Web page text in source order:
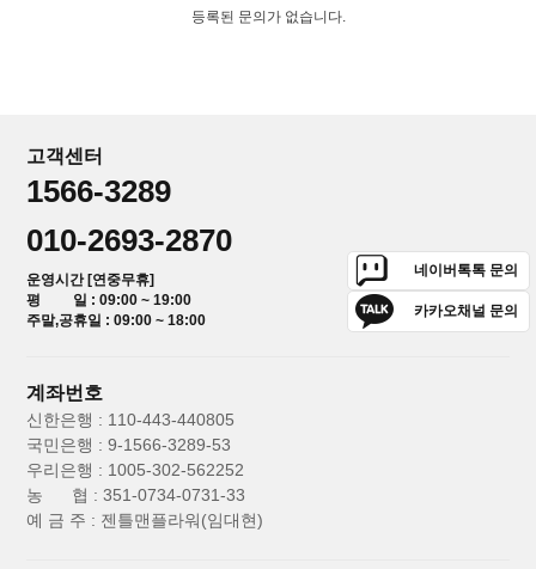
등록된 문의가 없습니다.
고객센터
1566-3289
010-2693-2870
운영시간 [연중무휴]
평 일 : 09:00 ~ 19:00
주말,공휴일 : 09:00 ~ 18:00
네이버톡톡 문의
카카오채널 문의
계좌번호
신한은행 : 110-443-440805
국민은행 : 9-1566-3289-53
우리은행 : 1005-302-562252
농 협 : 351-0734-0731-33
예 금 주 : 젠틀맨플라워(임대현)